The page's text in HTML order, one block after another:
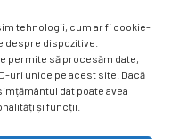
tehnologii, cum ar fi cookie-
despre dispozitive.
permite să procesăm date,
uri unice pe acest site. Dacă
dat poate avea
și funcții.